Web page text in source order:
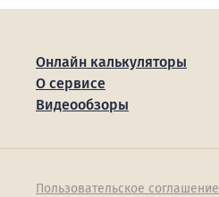
Онлайн калькуляторы
О сервисе
Видеообзоры
Пользовательское соглашение